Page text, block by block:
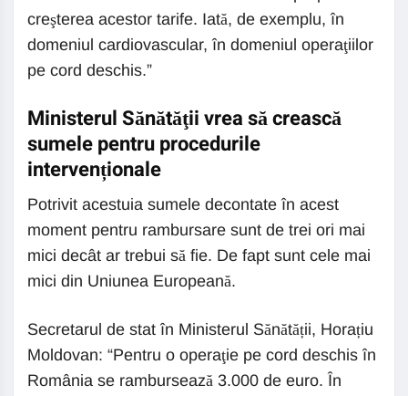
creşterea acestor tarife. Iată, de exemplu, în
domeniul cardiovascular, în domeniul operaţiilor
pe cord deschis.”
Ministerul Sănătăţii vrea să crească
sumele pentru procedurile
intervenționale
Potrivit acestuia sumele decontate în acest
moment pentru rambursare sunt de trei ori mai
mici decât ar trebui să fie. De fapt sunt cele mai
mici din Uniunea Europeană.
Secretarul de stat în Ministerul Sănătății, Horațiu
Moldovan: “Pentru o operaţie pe cord deschis în
România se rambursează 3.000 de euro. În